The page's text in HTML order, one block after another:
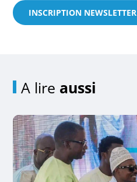
INSCRIPTION NEWSLETTER
A lire aussi